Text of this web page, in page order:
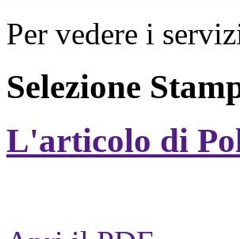
Per vedere i
Selezione
L'articolo di